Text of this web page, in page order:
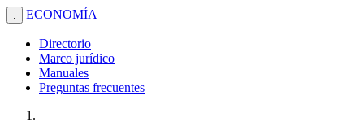
. ECONOMÍA
Directorio
Marco jurídico
Manuales
Preguntas frecuentes